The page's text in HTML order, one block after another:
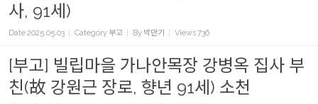
사, 91세)
Date2025.05.03 Category 부고 By 박만기 Views736
[부고] 빌립마을 가나안목장 강병옥 집사 부
친(故 강원근 장로, 향년 91세) 소천